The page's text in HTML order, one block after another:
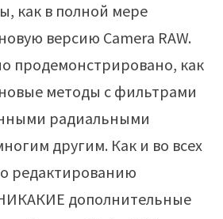
как в полной мере
версию Camera RAW.
продемонстрировано, как
методы с фильтрами
радиальными
другим. Как и во всех
редактированию
дополнительные